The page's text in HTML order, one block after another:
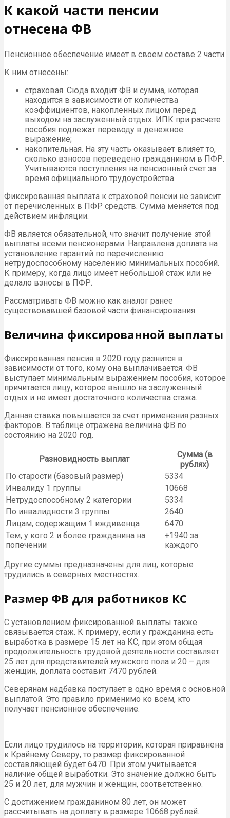
К какой части пенсии
отнесена ФВ
Пенсионное обеспечение имеет в своем составе 2 части.
К ним отнесены:
страховая. Сюда входит ФВ и сумма, которая
находится в зависимости от количества
коэффициентов, накопленных лицом перед
выходом на заслуженный отдых. ИПК при расчете
пособия подлежат переводу в денежное
выражение;
накопительная. На эту часть оказывает влияет то,
сколько взносов переведено гражданином в ПФР.
Учитываются поступления на пенсионный счет за
время официального трудоустройства.
Фиксированная выплата к страховой пенсии не зависит
от перечисленных в ПФР средств. Сумма меняется под
действием инфляции.
ФВ является обязательной, что значит получение этой
выплаты всеми пенсионерами. Направлена доплата на
установление гарантий по перечислению
нетрудоспособному населению минимальных пособий.
К примеру, когда лицо имеет небольшой стаж или не
делало взносы в ПФР.
Рассматривать ФВ можно как аналог ранее
существовавшей базовой части финансирования.
Величина фиксированной выплаты
Фиксированная пенсия в 2020 году разнится в
зависимости от того, кому она выплачивается. ФВ
выступает минимальным выражением пособия, которое
причитается лицу, которое вышло на заслуженный
отдых и не имеет достаточного количества стажа.
Данная ставка повышается за счет применения разных
факторов. В таблице отражена величина ФВ по
состоянию на 2020 год.
Разновидность выплат
Сумма (в
рублях)
По старости (базовый размер)
5334
Инвалиду 1 группы
10668
Нетрудоспособному 2 категории
5334
По инвалидности 3 группы
2640
Лицам, содержащим 1 иждивенца
6470
Тем, у кого 2 и более гражданина на
попечении
+1940 за
каждого
Другие суммы предназначены для лиц, которые
трудились в северных местностях.
Размер ФВ для работников КС
С установлением фиксированной выплаты также
связывается стаж. К примеру, если у гражданина есть
выработка в размере 15 лет на КС, при этом общая
продолжительность трудовой деятельности составляет
25 лет для представителей мужского пола и 20 – для
женщин, доплата составит 7470 рублей.
Северянам надбавка поступает в одно время с основной
выплатой. Это правило применимо ко всем, кто
получает пенсионное обеспечение.
Если лицо трудилось на территории, которая приравнена
к Крайнему Северу, то размер фиксированной
составляющей будет 6470. При этом учитывается
наличие общей выработки. Это значение должно быть
25 и 20 лет, для мужчин и женщин, соответственно.
С достижением гражданином 80 лет, он может
рассчитывать на доплату в размере 10668 рублей.